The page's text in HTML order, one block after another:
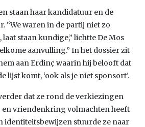
staan haar kandidatuur en de
“We waren in de partij niet zo
staan kundige,” lichtte De Mos
aanvulling.” In het dossier zit
aan Erdinç waarin hij belooft dat
lijst komt, ‘ook als je niet sponsort’.
dat ze rond de verkiezingen
vriendenkring volmachten heeft
identiteitsbewijzen stuurde ze naar